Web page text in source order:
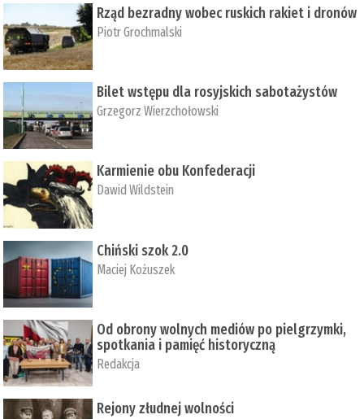
Rząd bezradny wobec ruskich rakiet i dronów
Piotr Grochmalski
Bilet wstępu dla rosyjskich sabotażystów
Grzegorz Wierzchołowski
Karmienie obu Konfederacji
Dawid Wildstein
Chiński szok 2.0
Maciej Kożuszek
Od obrony wolnych mediów po pielgrzymki,
spotkania i pamięć historyczną
Redakcja
Rejony złudnej wolności